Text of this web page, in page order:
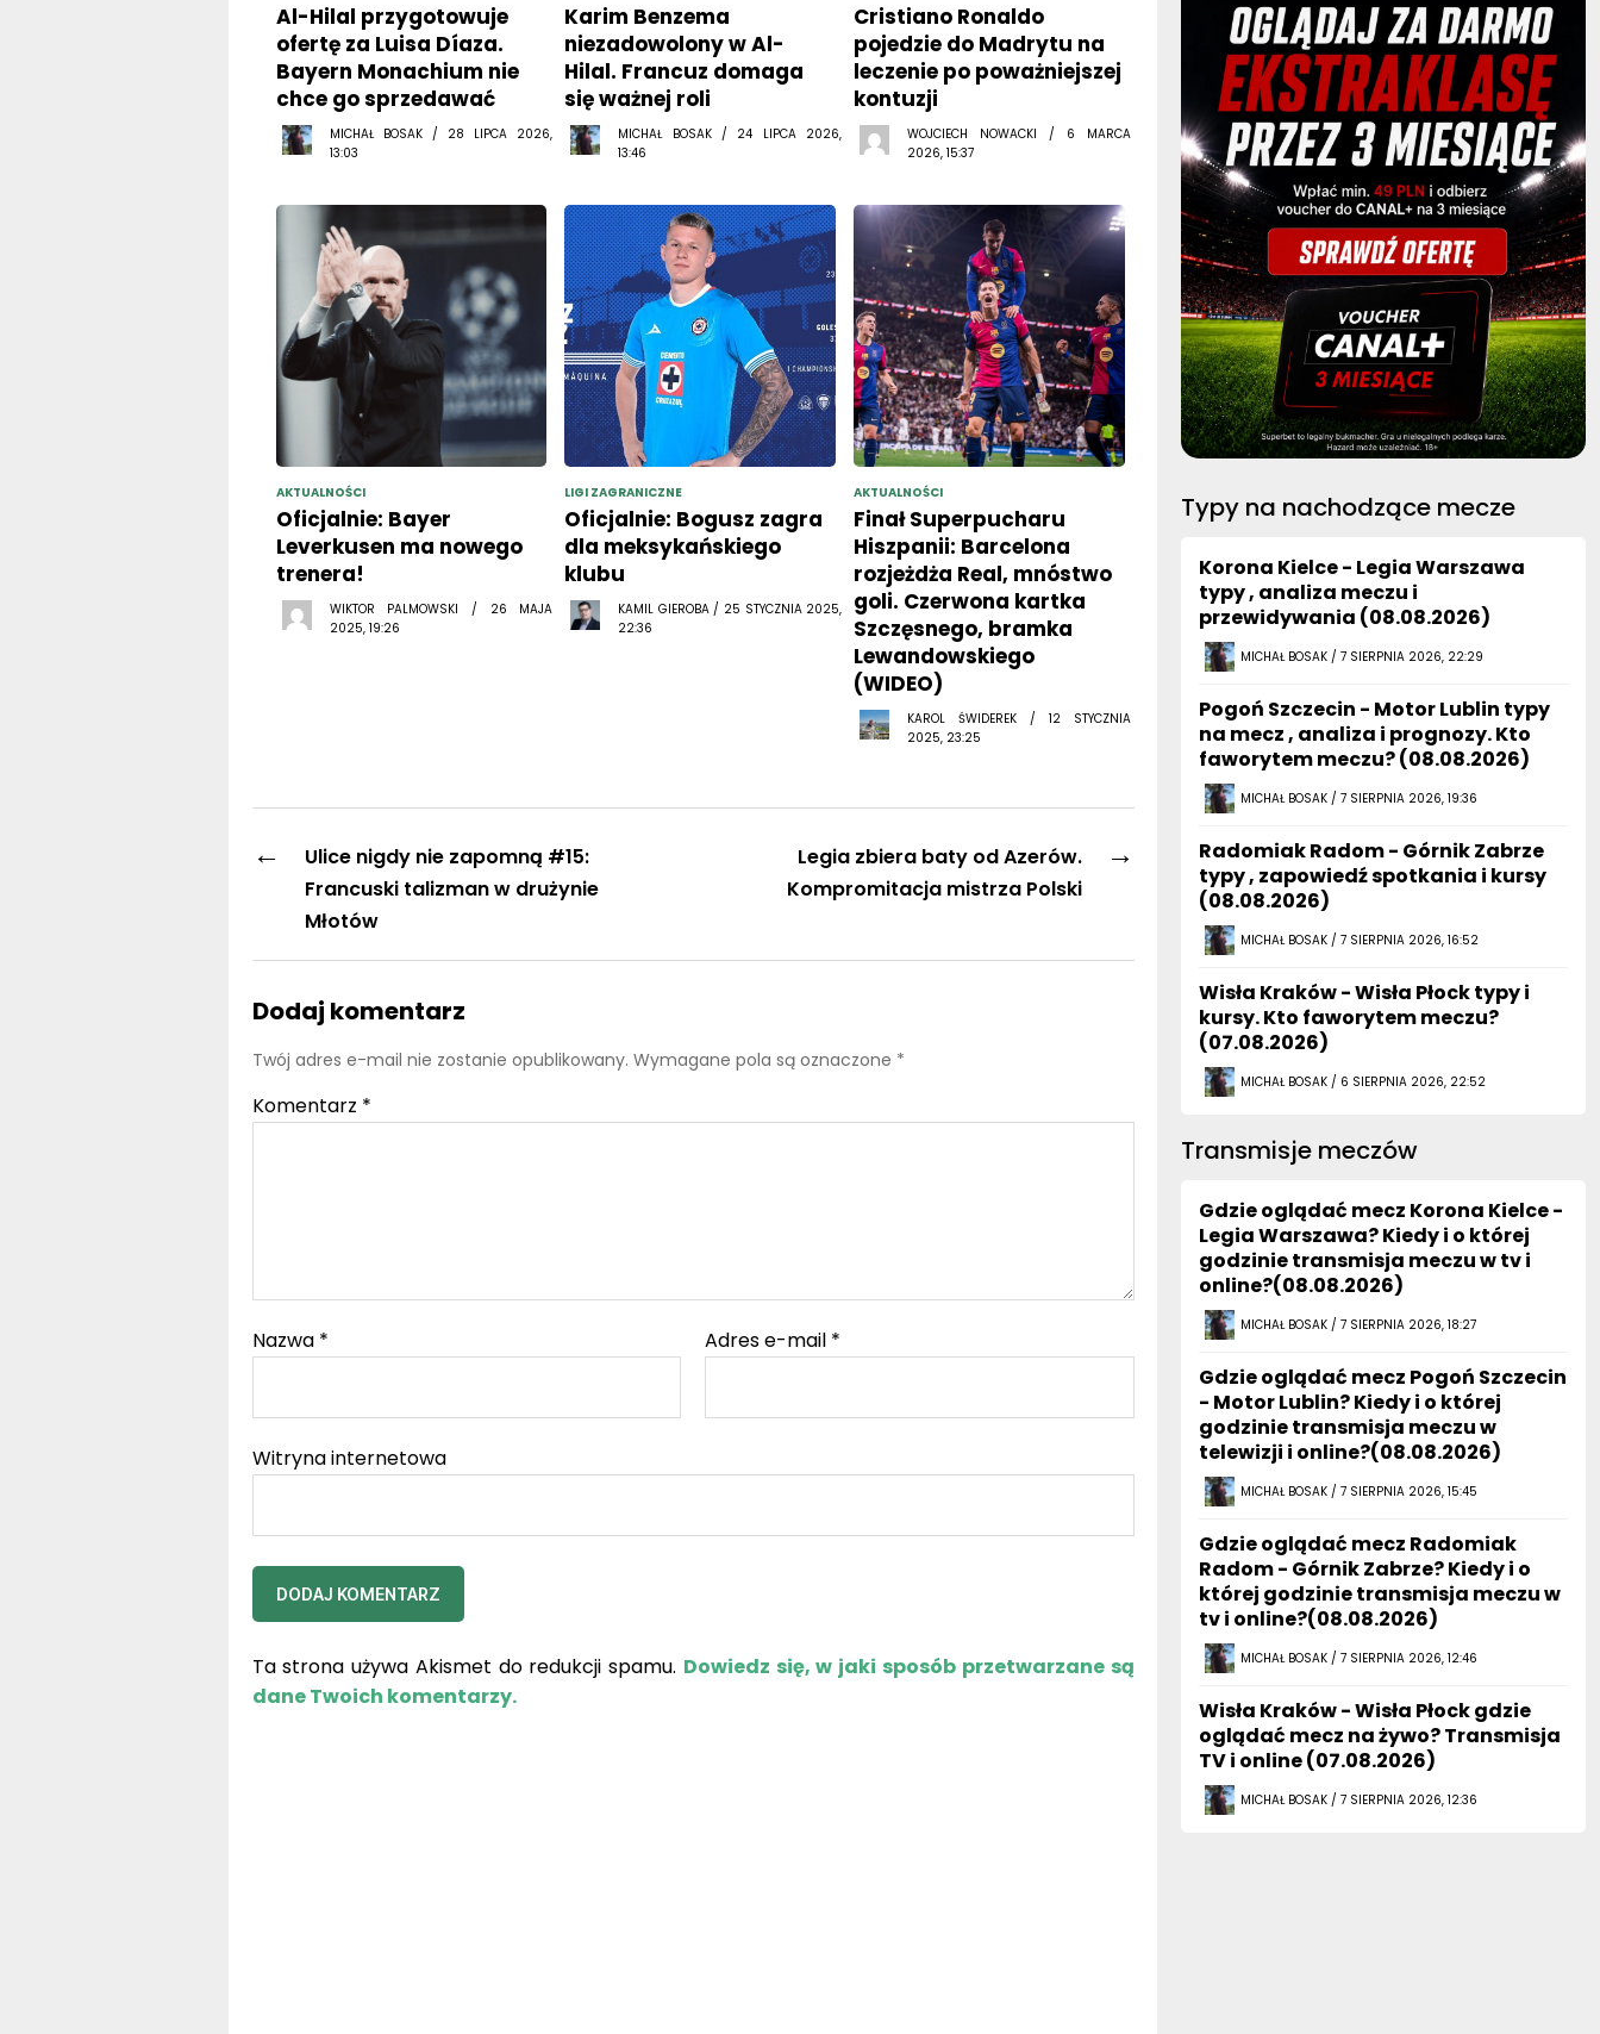
Al-Hilal przygotowuje
ofertę za Luisa Díaza.
Bayern Monachium nie
chce go sprzedawać
MICHAŁ BOSAK / 28 LIPCA 2026,
13:03
Karim Benzema
niezadowolony w Al-
Hilal. Francuz domaga
się ważnej roli
MICHAŁ BOSAK / 24 LIPCA 2026,
13:46
Cristiano Ronaldo
pojedzie do Madrytu na
leczenie po poważniejszej
kontuzji
WOJCIECH NOWACKI / 6 MARCA
2026, 15:37
AKTUALNOŚCI
Oficjalnie: Bayer
Leverkusen ma nowego
trenera!
WIKTOR PALMOWSKI / 26 MAJA
2025, 19:26
LIGI ZAGRANICZNE
Oficjalnie: Bogusz zagra
dla meksykańskiego
klubu
KAMIL GIEROBA / 25 STYCZNIA 2025,
22:36
AKTUALNOŚCI
Finał Superpucharu
Hiszpanii: Barcelona
rozjeżdża Real, mnóstwo
goli. Czerwona kartka
Szczęsnego, bramka
Lewandowskiego
(WIDEO)
KAROL ŚWIDEREK / 12 STYCZNIA
2025, 23:25
←
Ulice nigdy nie zapomną #15:
Francuski talizman w drużynie
Młotów
→
Legia zbiera baty od Azerów.
Kompromitacja mistrza Polski
Dodaj komentarz
Twój adres e-mail nie zostanie opublikowany. Wymagane pola są oznaczone *
Komentarz *
Nazwa * Adres e-mail *
Witryna internetowa
Ta strona używa Akismet do redukcji spamu. Dowiedz się, w jaki sposób przetwarzane są
dane Twoich komentarzy.
Typy na nachodzące mecze
Korona Kielce - Legia Warszawa
typy , analiza meczu i
przewidywania (08.08.2026)
MICHAŁ BOSAK / 7 SIERPNIA 2026, 22:29
Pogoń Szczecin - Motor Lublin typy
na mecz , analiza i prognozy. Kto
faworytem meczu? (08.08.2026)
MICHAŁ BOSAK / 7 SIERPNIA 2026, 19:36
Radomiak Radom - Górnik Zabrze
typy , zapowiedź spotkania i kursy
(08.08.2026)
MICHAŁ BOSAK / 7 SIERPNIA 2026, 16:52
Wisła Kraków - Wisła Płock typy i
kursy. Kto faworytem meczu?
(07.08.2026)
MICHAŁ BOSAK / 6 SIERPNIA 2026, 22:52
Transmisje meczów
Gdzie oglądać mecz Korona Kielce -
Legia Warszawa? Kiedy i o której
godzinie transmisja meczu w tv i
online?(08.08.2026)
MICHAŁ BOSAK / 7 SIERPNIA 2026, 18:27
Gdzie oglądać mecz Pogoń Szczecin
- Motor Lublin? Kiedy i o której
godzinie transmisja meczu w
telewizji i online?(08.08.2026)
MICHAŁ BOSAK / 7 SIERPNIA 2026, 15:45
Gdzie oglądać mecz Radomiak
Radom - Górnik Zabrze? Kiedy i o
której godzinie transmisja meczu w
tv i online?(08.08.2026)
MICHAŁ BOSAK / 7 SIERPNIA 2026, 12:46
Wisła Kraków - Wisła Płock gdzie
oglądać mecz na żywo? Transmisja
TV i online (07.08.2026)
MICHAŁ BOSAK / 7 SIERPNIA 2026, 12:36